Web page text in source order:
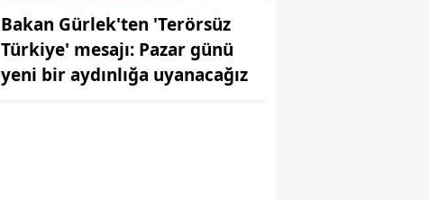
Bakan Gürlek'ten 'Terörsüz
Türkiye' mesajı: Pazar günü
yeni bir aydınlığa uyanacağız